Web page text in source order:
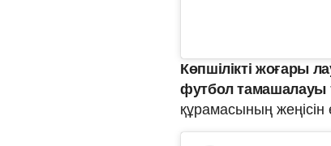
Көпшілікті жоғары
футбол тамашалауы
құрамасының